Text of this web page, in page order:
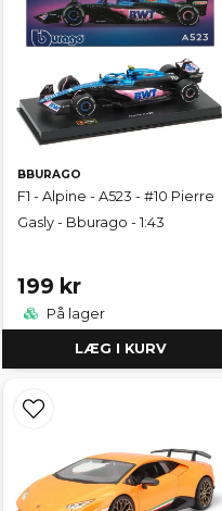
BBURAGO
F1 - Alpine - A523 - #10 Pierre
Gasly - Bburago - 1:43
199 kr
På lager
LÆG I KURV